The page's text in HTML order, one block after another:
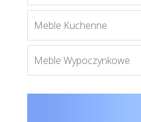
Meble Kuchenne
Meble Wypoczynkowe